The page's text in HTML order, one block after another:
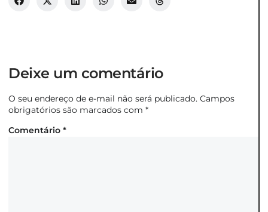
Deixe um comentário
O seu endereço de e-mail não será publicado. Campos
obrigatórios são marcados com *
Comentário *